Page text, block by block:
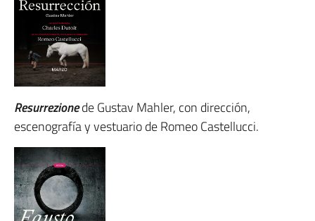
Resurrezionede Gustav Mahler, con dirección,
escenografía y vestuario de Romeo Castellucci.